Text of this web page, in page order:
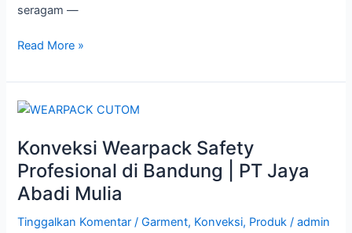
seragam —
Read More »
Konveksi Wearpack Safety
Profesional di Bandung | PT Jaya
Abadi Mulia
Tinggalkan Komentar /Garment, Konveksi, Produk /admin
Konveksi
Safety
Profesional
di
Bandung
|